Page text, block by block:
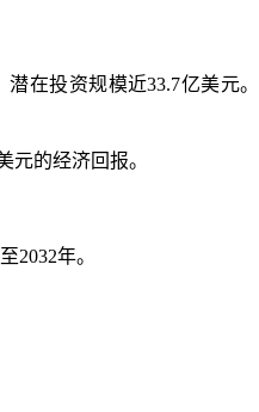
潜在投资规模近33.7亿美元
元的经济回报。
2032年。